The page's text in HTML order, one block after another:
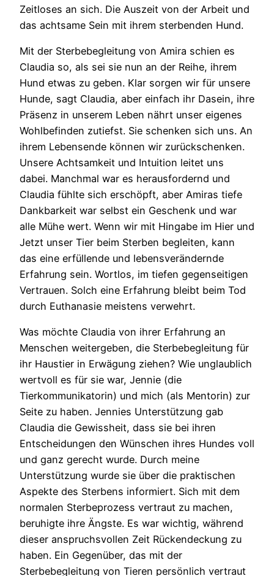
Zeitloses an sich. Die Auszeit von der Arbeit und
das achtsame Sein mit ihrem sterbenden Hund.
Mit der Sterbebegleitung von Amira schien es
Claudia so, als sei sie nun an der Reihe, ihrem
Hund etwas zu geben. Klar sorgen wir für unsere
Hunde, sagt Claudia, aber einfach ihr Dasein, ihre
Präsenz in unserem Leben nährt unser eigenes
Wohlbefinden zutiefst. Sie schenken sich uns. An
ihrem Lebensende können wir zurückschenken.
Unsere Achtsamkeit und Intuition leitet uns
dabei. Manchmal war es herausfordernd und
Claudia fühlte sich erschöpft, aber Amiras tiefe
Dankbarkeit war selbst ein Geschenk und war
alle Mühe wert. Wenn wir mit Hingabe im Hier und
Jetzt unser Tier beim Sterben begleiten, kann
das eine erfüllende und lebensverändernde
Erfahrung sein. Wortlos, im tiefen gegenseitigen
Vertrauen. Solch eine Erfahrung bleibt beim Tod
durch Euthanasie meistens verwehrt.
Was möchte Claudia von ihrer Erfahrung an
Menschen weitergeben, die Sterbebegleitung für
ihr Haustier in Erwägung ziehen? Wie unglaublich
wertvoll es für sie war, Jennie (die
Tierkommunikatorin) und mich (als Mentorin) zur
Seite zu haben. Jennies Unterstützung gab
Claudia die Gewissheit, dass sie bei ihren
Entscheidungen den Wünschen ihres Hundes voll
und ganz gerecht wurde. Durch meine
Unterstützung wurde sie über die praktischen
Aspekte des Sterbens informiert. Sich mit dem
normalen Sterbeprozess vertraut zu machen,
beruhigte ihre Ängste. Es war wichtig, während
dieser anspruchsvollen Zeit Rückendeckung zu
haben. Ein Gegenüber, das mit der
Sterbebegleitung von Tieren persönlich vertraut